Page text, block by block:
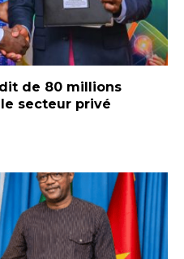
de 80 millions
secteur privé